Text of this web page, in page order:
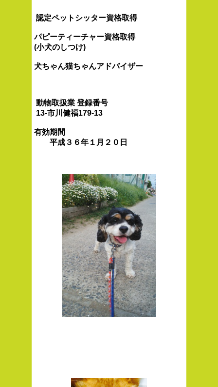
認定ペットシッター資格取得
パピーティーチャー資格取得
(小犬のしつけ)
犬ちゃん猫ちゃんアドバイザー
動物取扱業 登録番号
13-市川健福179-13
有効期間
平成３６年１月２０日